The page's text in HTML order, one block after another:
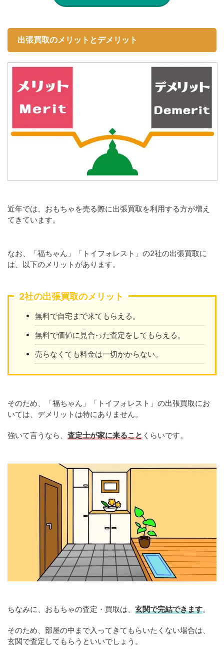
出張買取のメリットとデメリット
近年では、おもちゃを売る際に出張買取を利用する方が増え
てきています。
なお、「福ちゃん」「トイフォレスト」の2社の出張買取に
は、以下のメリットがあります。
2社の出張買取のメリット
無料で自宅まで来てもらえる。
無料で価値に見合った査定をしてもらえる。
売らなくても料金は一切かからない。
そのため、「福ちゃん」「トイフォレスト」の出張買取にお
いては、デメリットは特にありません。
強いて言うなら、 査定士が家に来ること くらいです。
ちなみに、おもちゃの査定・買取は、 玄関で完結できます。
そのため、部屋の中まで入ってきてもらいたくない場合は、
玄関で査定してもらうといいでしょう。